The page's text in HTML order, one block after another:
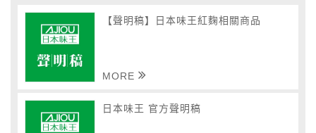
【聲明稿】日本味王紅麴相關商品
MORE
日本味王 官方聲明稿